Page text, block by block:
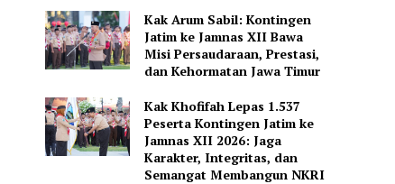
Kak Arum Sabil: Kontingen
Jatim ke Jamnas XII Bawa
Misi Persaudaraan, Prestasi,
dan Kehormatan Jawa Timur
Kak Khofifah Lepas 1.537
Peserta Kontingen Jatim ke
Jamnas XII 2026: Jaga
Karakter, Integritas, dan
Semangat Membangun NKRI